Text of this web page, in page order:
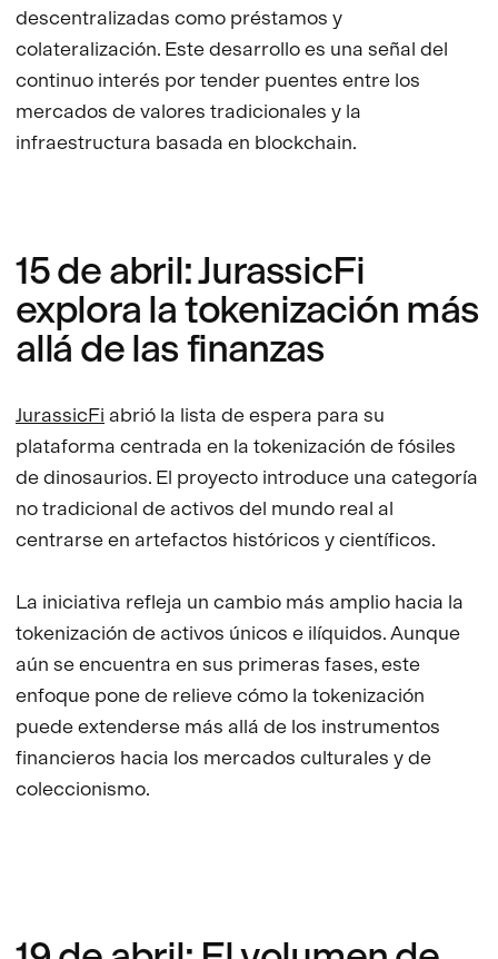
descentralizadas como préstamos y
colateralización. Este desarrollo es una señal del
continuo interés por tender puentes entre los
mercados de valores tradicionales y la
infraestructura basada en blockchain.
15 de abril: JurassicFi
explora la tokenización más
allá de las finanzas
JurassicFi abrió la lista de espera para su
plataforma centrada en la tokenización de fósiles
de dinosaurios. El proyecto introduce una categoría
no tradicional de activos del mundo real al
centrarse en artefactos históricos y científicos.
La iniciativa refleja un cambio más amplio hacia la
tokenización de activos únicos e ilíquidos. Aunque
aún se encuentra en sus primeras fases, este
enfoque pone de relieve cómo la tokenización
puede extenderse más allá de los instrumentos
financieros hacia los mercados culturales y de
coleccionismo.